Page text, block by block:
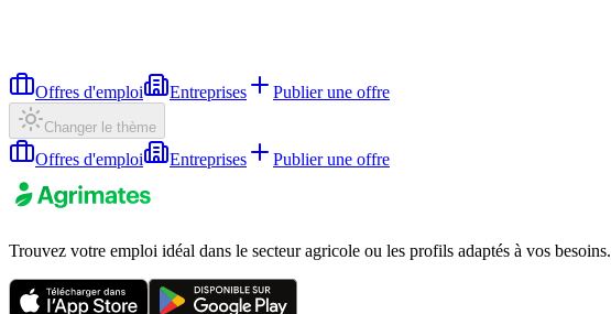
Offres d'emploi Entreprises Publier une offre
Changer le thème
Offres d'emploi Entreprises Publier une offre
Trouvez votre emploi idéal dans le secteur agricole ou les profils adaptés à vos besoins.